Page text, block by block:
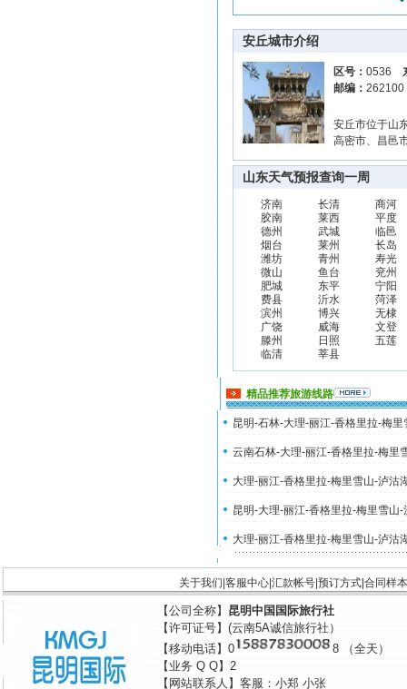
安丘城市介绍
区号： 0536
邮编：
安丘市位于山
高密市、昌邑
山东天气预报查询一周
济南 长清
商河
胶南
莱西
平度
德州
武城
临邑
烟台
莱州
长岛
潍坊
青州
寿光
微山
鱼台
兖州
肥城
东平
宁阳
费县
沂水
菏泽
滨州
博兴
无棣
广饶
威海
文登
滕州
日照
五莲
临清
莘县
精品推荐旅游线路
昆明-石林-大理-丽江-香格里拉-梅
云南石林-大理-丽江-香格里拉-梅里
大理-丽江-香格里拉-梅里雪山-泸沽
昆明-大理-丽江-香格里拉-梅里雪山
大理-丽江-香格里拉-梅里雪山-泸沽
关于我们 客服中心 汇款帐号 预订方式 合同样本
【公司全称】 昆明中国国际旅行社
【许可证号】(云南5A诚信旅行社）
【移动电话】0
8 （全天）
【业务 Q Q】2
【网站联系人】客服：小郑 小张